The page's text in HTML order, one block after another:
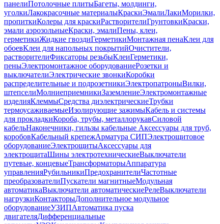
панелиПотолочные плитыБагеты, молдинги,
уголкиЛакокрасочные материалыКраскиЭмалиЛакиМорилки,
пропиткиКолеры для краскиРастворителиГрунтовкиКраски,
эмали аэрозольныеКраски, эмалиПены, клеи,
герметикиЖидкие гвоздиГерметикиМонтажная пенаКлеи для
обоевКлеи для напольных покрытийОчистители,
растворителиФиксаторы резьбыКлеиГерметики,
пеныЭлектромонтажное оборудованиеРозетки и
выключателиЭлектрические звонкиКоробки
распределительные и подрозетникиЭлектропатроныВилки,
штепселиМолниеприемникиЗаземлениеЭлектромонтажные
изделияКлеммыСредства диэлектрическиеТрубки
термоусаживаемыеИзолирующие зажимыКабель и системы
для прокладкиКороба, трубы, металлорукавСиловой
кабельНаконечники, гильзы кабельные Аксессуары для труб,
коробовКабельный крепежАрматура СИПЭлектрощитовое
оборудованиеЭлектрощитыАксессуары для
электрощитаШины электротехническиеВыключатели
путевые, концевыеТрансформаторыАппаратура
управленияРубильникиПредохранителиЧастотные
преобразователиПускатели магнитныеМодульная
автоматикаВыключатели автоматическиеРелеВыключатели
нагрузкиКонтакторыДополнительное модульное
оборудованиеУЗИПАвтоматика пуска
двигателяДифференциальные